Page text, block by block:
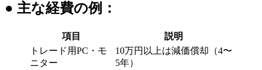
● 主な経費の例：
項目
説明
トレード用PC・モ
ニター
10万円以上は減価償却（4〜
5年）